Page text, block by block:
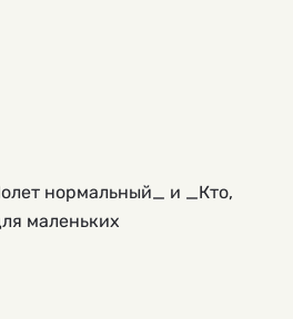
нормальный_ и _Кто,
маленьких